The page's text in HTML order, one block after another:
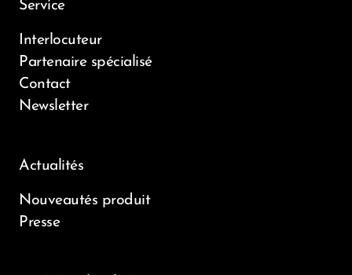
Service
Interlocuteur
Partenaire spécialisé
Contact
Newsletter
Actualités
Nouveautés produit
Presse